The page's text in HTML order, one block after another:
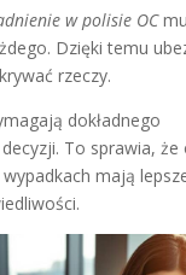
w polisie OC
Dzięki temu
rzeczy.
dokładnego
To sprawia, że
mają